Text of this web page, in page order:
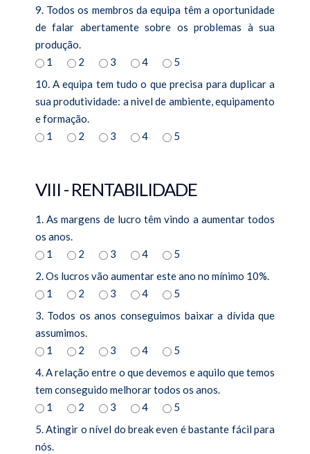
9. Todos os membros da equipa têm a oportunidade
de falar abertamente sobre os problemas à sua
produção.
1
2 3 4
5
10. A equipa tem tudo o que precisa para duplicar a
sua produtividade: a nivel de ambiente, equipamento
e formação.
1
2 3 4 5
VIII - RENTABILIDADE
1. As margens de lucro têm vindo a aumentar todos
os anos.
1
2 3 4
5
2. Os lucros vão aumentar este ano no mínimo 10%.
1
2 3 4
5
3. Todos os anos conseguimos baixar a dívida que
assumimos.
1
2 3 4
5
4. A relação entre o que devemos e aquilo que temos
tem conseguido melhorar todos os anos.
1
2 3 4
5
5. Atingir o nível do break even é bastante fácil para
nós.